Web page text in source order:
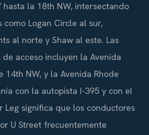
la 18th NW, intersectando
como Logan Circle al sur,
al norte y Shaw al este. Las
acceso incluyen la Avenida
14th NW, y la Avenida Rhode
con la autopista I-395 y con el
Leg significa que los conductores
U Street frecuentemente